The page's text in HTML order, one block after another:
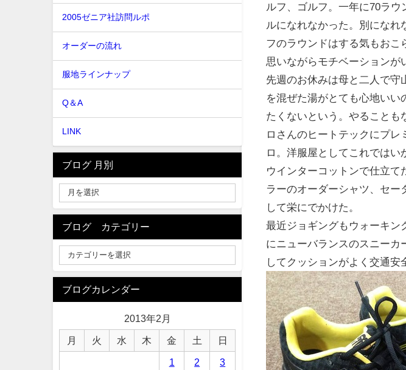
ルフ、ゴルフ。一年に70ラ
ルになれなかった。別にな
フのラウンドはする気もおこ
思いながらモチベーションが
先週のお休みは母と二人で守
を混ぜた湯がとても心地いい
たくないという。やることも
ロさんのヒートテックにプレ
ロ。洋服屋としてこれでは
ウインターコットンで仕立て
ラーのオーダーシャツ、セー
して栄にでかけた。
最近ジョギングもウォーキン
にニューバランスのスニーカ
してクッションがよく交通安
2005ゼニア社訪問ルポ
オーダーの流れ
服地ラインナップ
Q＆A
LINK
ブログ 月別
ブログ カテゴリー
ブログカレンダー
2013年2月
月 火 水 木 金 土 日
1 2 3